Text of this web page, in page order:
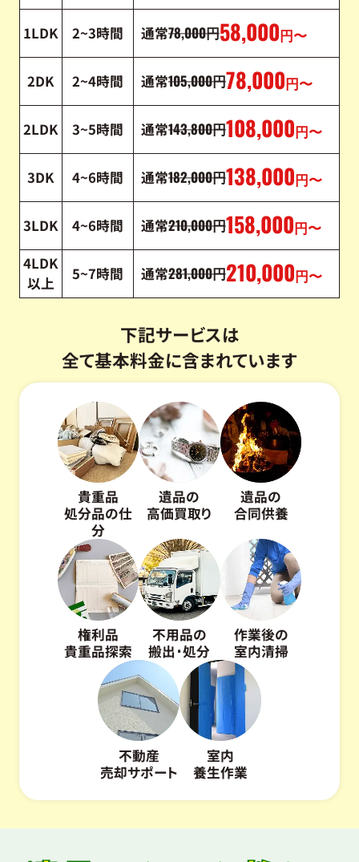
1LDK 2~3時間 通常78,000円58,000 円〜
2DK 2~4時間 通常105,000円78,000 円〜
2LDK 3~5時間 通常143,800円108,000 円〜
3DK 4~6時間 通常182,000円138,000 円〜
3LDK 4~6時間 通常210,000円158,000 円〜
4LDK
以上
5~7時間 通常281,000円210,000 円〜
下記サービスは
全て基本料金に含まれています
貴重品
処分品の仕
分
遺品の
高価買取り
遺品の
合同供養
権利品
貴重品探索
不用品の
搬出･処分
作業後の
室内清掃
不動産
売却サポート
室内
養生作業